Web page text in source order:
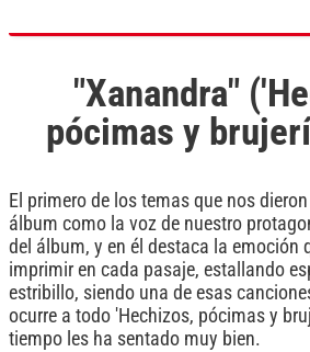
"Xanandra"
pócimas y
El primero de los temas que nos
álbum como la voz de nuestro
del álbum, y en él destaca la emoción
imprimir en cada pasaje, estallando
estribillo, siendo una de esas
ocurre a todo 'Hechizos, pócimas y
tiempo les ha sentado muy bien.